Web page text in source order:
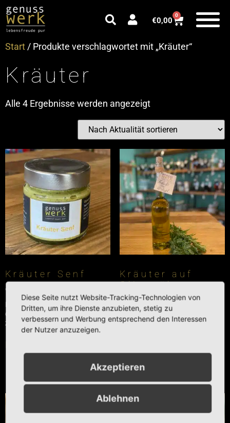
€0,00
0
Start / Produkte verschlagwortet mit „Kräuter“
Kräuter
Alle 4 Ergebnisse werden angezeigt
Kräuter Senf
€
Enthält 7% reduzierte MwSt.
(
zzgl. Versand
Kräuter auf
Olivenöl
(Toskana Art)
Ab€11,00
Enthält 7% reduzierte MwSt.
Diese Seite nutzt Website-Tracking-Technologien von
Dritten, um ihre Dienste anzubieten, stetig zu
verbessern und Werbung entsprechend den Interessen
der Nutzer anzuzeigen.
Akzeptieren
Ablehnen